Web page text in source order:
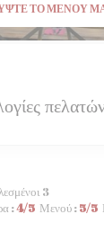
3
:4/5 Μενού:5/5
ΤΟ ΜΕΝΟΎ